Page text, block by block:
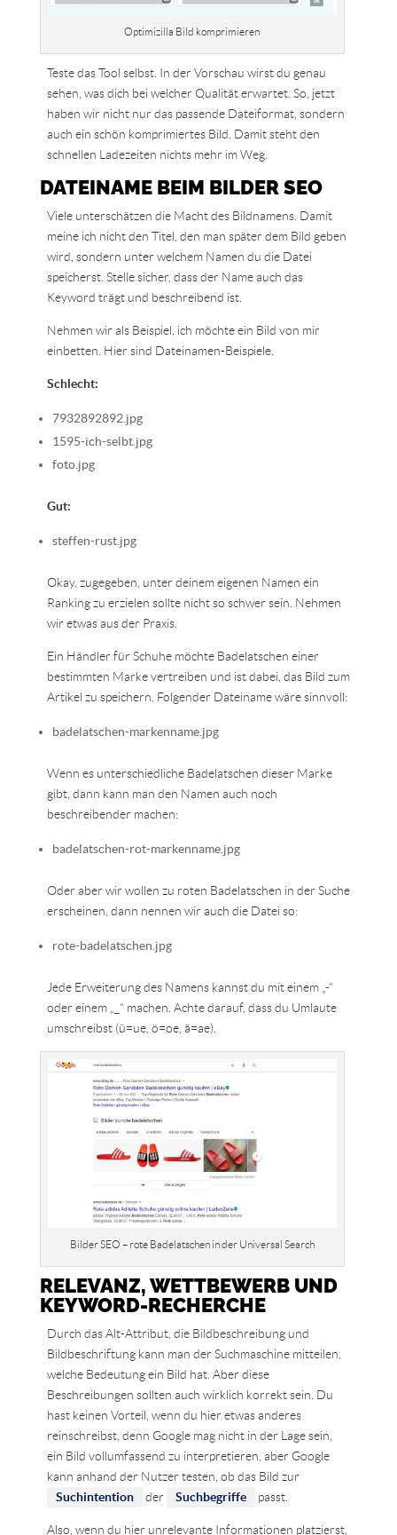
Optimizilla Bild komprimieren
Teste das Tool selbst. In der Vorschau wirst du genau
sehen, was dich bei welcher Qualität erwartet. So, jetzt
haben wir nicht nur das passende Dateiformat, sondern
auch ein schön komprimiertes Bild. Damit steht den
schnellen Ladezeiten nichts mehr im Weg.
DATEINAME BEIM BILDER SEO
Viele unterschätzen die Macht des Bildnamens. Damit
meine ich nicht den Titel, den man später dem Bild geben
wird, sondern unter welchem Namen du die Datei
speicherst. Stelle sicher, dass der Name auch das
Keyword trägt und beschreibend ist.
Nehmen wir als Beispiel, ich möchte ein Bild von mir
einbetten. Hier sind Dateinamen-Beispiele.
Schlecht:
7932892892.jpg
1595-ich-selbt.jpg
foto.jpg
Gut:
steffen-rust.jpg
Okay, zugegeben, unter deinem eigenen Namen ein
Ranking zu erzielen sollte nicht so schwer sein. Nehmen
wir etwas aus der Praxis.
Ein Händler für Schuhe möchte Badelatschen einer
bestimmten Marke vertreiben und ist dabei, das Bild zum
Artikel zu speichern. Folgender Dateiname wäre sinnvoll:
badelatschen-markenname.jpg
Wenn es unterschiedliche Badelatschen dieser Marke
gibt, dann kann man den Namen auch noch
beschreibender machen:
badelatschen-rot-markenname.jpg
Oder aber wir wollen zu roten Badelatschen in der Suche
erscheinen, dann nennen wir auch die Datei so:
rote-badelatschen.jpg
Jede Erweiterung des Namens kannst du mit einem „-“
oder einem „_“ machen. Achte darauf, dass du Umlaute
umschreibst (ü=ue, ö=oe, ä=ae).
Bilder SEO – rote Badelatschen in der Universal Search
RELEVANZ, WETTBEWERB UND
KEYWORD-RECHERCHE
Durch das Alt-Attribut, die Bildbeschreibung und
Bildbeschriftung kann man der Suchmaschine mitteilen,
welche Bedeutung ein Bild hat. Aber diese
Beschreibungen sollten auch wirklich korrekt sein. Du
hast keinen Vorteil, wenn du hier etwas anderes
reinschreibst, denn Google mag nicht in der Lage sein,
ein Bild vollumfassend zu interpretieren, aber Google
kann anhand der Nutzer testen, ob das Bild zur
Suchintention
der Suchbegriffe passt.
Also, wenn du hier unrelevante Informationen platzierst,